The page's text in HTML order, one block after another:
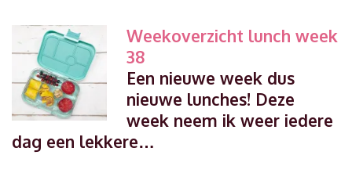
Weekoverzicht lunch week
38
Een nieuwe week dus
nieuwe lunches! Deze
week neem ik weer iedere
dag een lekkere…